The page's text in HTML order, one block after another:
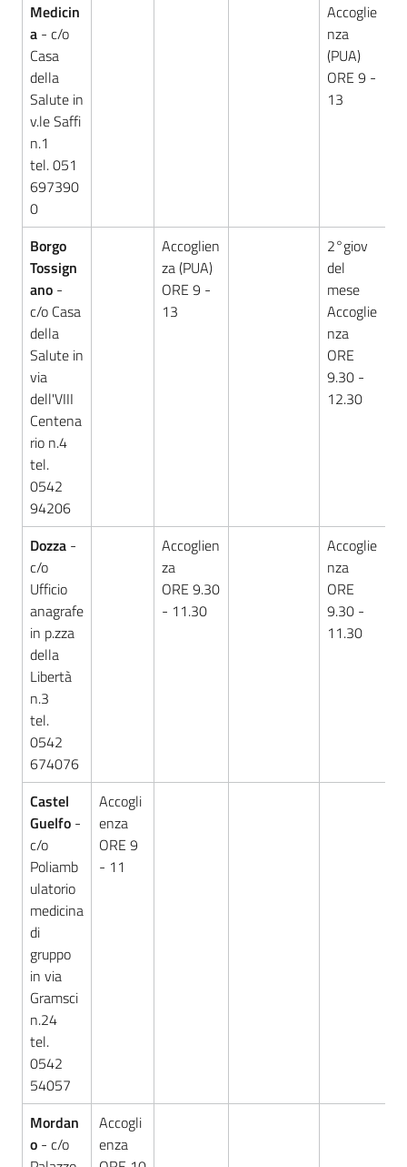
Medicin
a - c/o
Casa
della
Salute in
v.le Saffi
n.1
tel. 051
697390
0
Accoglie
nza
(PUA)
ORE 9 -
13
Borgo
Tossign
ano -
c/o Casa
della
Salute in
via
dell'VIII
Centena
rio n.4
tel.
0542
94206
Accoglien
za (PUA)
ORE 9 -
13
2°giov
del
mese
Accoglie
nza
ORE
9.30 -
12.30
Dozza -
c/o
Ufficio
anagrafe
in p.zza
della
Libertà
n.3
tel.
0542
674076
Accoglien
za
ORE 9.30
- 11.30
Accoglie
nza
ORE
9.30 -
11.30
Castel
Guelfo -
c/o
Poliamb
ulatorio
medicina
di
gruppo
in via
Gramsci
n.24
tel.
0542
54057
Accogli
enza
ORE 9
- 11
Mordan
o - c/o
Accogli
enza